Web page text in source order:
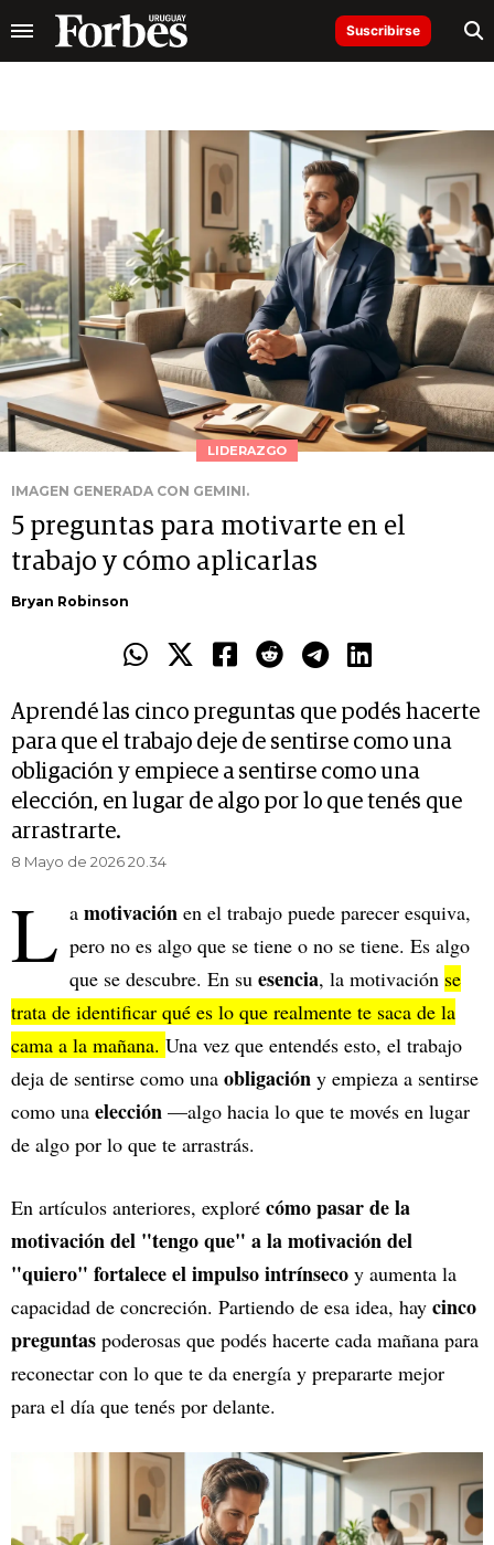
Suscribirse
LIDERAZGO
IMAGEN GENERADA CON GEMINI.
5 preguntas para motivarte en el
trabajo y cómo aplicarlas
Bryan Robinson
Aprendé las cinco preguntas que podés hacerte
para que el trabajo deje de sentirse como una
obligación y empiece a sentirse como una
elección, en lugar de algo por lo que tenés que
arrastrarte.
8 Mayo de 2026 20.34
L a motivación en el trabajo puede parecer esquiva,
pero no es algo que se tiene o no se tiene. Es algo
que se descubre. En su esencia, la motivación se
trata de identificar qué es lo que realmente te saca de la
cama a la mañana. Una vez que entendés esto, el trabajo
deja de sentirse como una obligación y empieza a sentirse
como una elección —algo hacia lo que te movés en lugar
de algo por lo que te arrastrás.
En artículos anteriores, exploré cómo pasar de la
motivación del "tengo que" a la motivación del
"quiero" fortalece el impulso intrínseco y aumenta la
capacidad de concreción. Partiendo de esa idea, hay cinco
preguntas poderosas que podés hacerte cada mañana para
reconectar con lo que te da energía y prepararte mejor
para el día que tenés por delante.